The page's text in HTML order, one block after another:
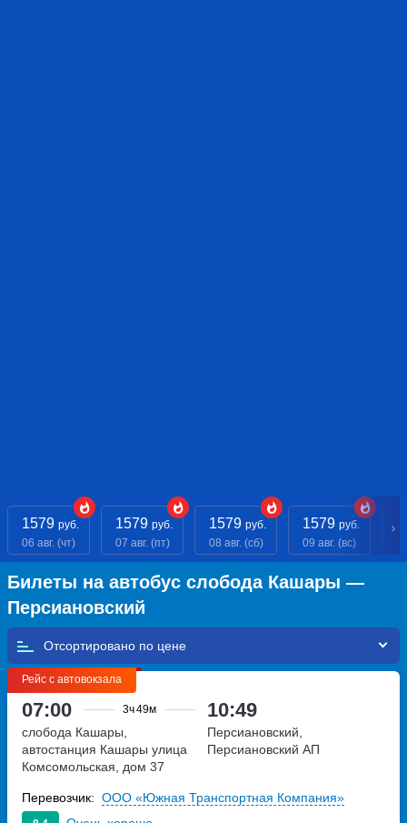
1579 руб.
06 авг. (чт)
1579 руб.
07 авг. (пт)
1579 руб.
08 авг. (сб)
1579 руб.
09 авг. (вс)
Билеты на автобус слобода Кашары —
Персиановский
Отсортировано по
Рейс с автовокзала
07:00 3ч49м 10:49
слобода Кашары,
автостанция Кашары улица
Комсомольская, дом 37
Персиановский,
Персиановский АП
Перевозчик: ООО «Южная Транспортная Компания»